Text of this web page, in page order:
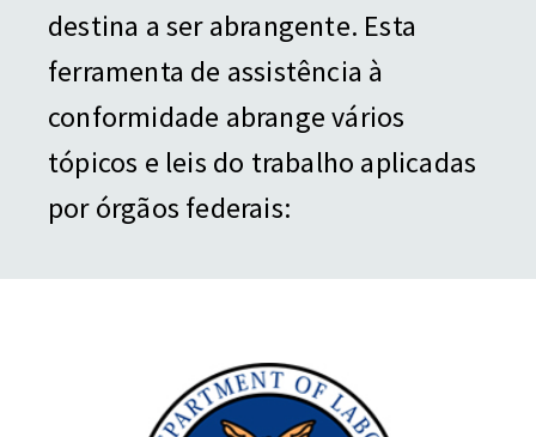
destina a ser abrangente. Esta
ferramenta de assistência à
conformidade abrange vários
tópicos e leis do trabalho aplicadas
por órgãos federais: